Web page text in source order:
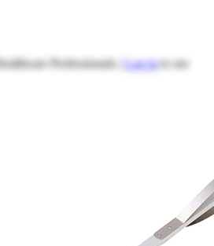
Professionals | Log into see